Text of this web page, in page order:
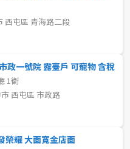
2樓
樓
西屯區 青海路二段
政一號院 露臺戶 可寵物 含稅
1衛
西屯區 市政路
榮耀 大面寬金店面